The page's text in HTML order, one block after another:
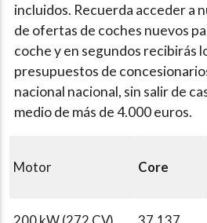
incluidos. Recuerda acceder a
de ofertas de coches nuevos
coche y en segundos recibirás
presupuestos de
nacional nacional, sin salir de
medio de más de 4.000 euros.
Motor Core